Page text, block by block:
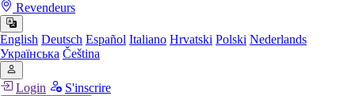
Revendeurs
English Deutsch Español Italiano Hrvatski Polski Nederlands
Українська Čeština
Login S'inscrire